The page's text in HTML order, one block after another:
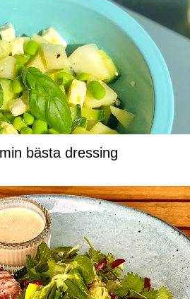
bästa dressing